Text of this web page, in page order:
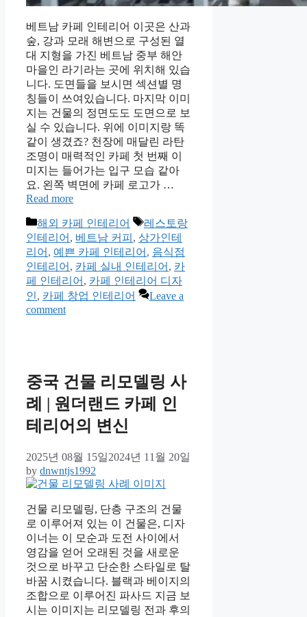
베트남 카페 인테리어 이곳은 산과
숲, 강과 모래 해변으로 구성된 열
대 지형을 가진 베트남 중부 해안
마을인 라기라는 곳에 위치해 있습
니다. 도면들을 보시면 섹션별 명
칭들이 쓰여있습니다. 마지막 이미
지는 건물의 정면도도 도면으로 보
실 수 있습니다. 위에 이미지랑 똑
같이 생겼죠? 천장에 매달린 라탄
조명이 매력적인 카페 첫 번째 이
미지는 들어가는 입구 모습 같아
요. 왼쪽 벽면에 카페 로고가 …
Read more
Categories
해외 카페 인테리어 Tags
레스토랑
인테리어 , 베트남 커피 , 상가인테
리어 , 예쁜 카페 인테리어 , 음식점
인테리어 , 카페 실내 인테리어 , 카
페 인테리어 , 카페 인테리어 디자
인, 카페 창업 인테리어
Leave a
comment
중국 건물 리모델링 사
례 | 원더랜드 카페 인
테리어의 변신
2025년 08월 15일2024년 11월 20일
by dnwntjs1992
건물 리모델링, 단층 구조의 건물
로 이루어져 있는 이 건물은, 디자
이너는 이 모순과 도전 사이에서
영감을 얻어 오래된 것을 새로운
것으로 바꾸고 단순한 스타일로 탈
바꿈 시켰습니다. 블랙과 베이지의
조합으로 이루어진 파사드 지금 보
시는 이미지는 리모델링 전과 후의